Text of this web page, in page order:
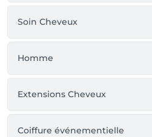
Soin Cheveux
Homme
Extensions Cheveux
Coiffure événementielle